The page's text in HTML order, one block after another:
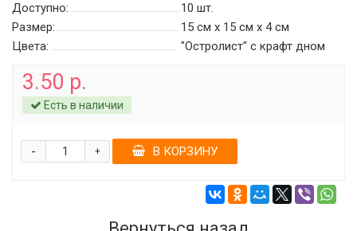
Доступно: 10 шт.
Размер:
15 см х 15 см х 4 см
Цвета:
"Остролист" c крафт дном
3.50 р.
Есть в наличии
+
- В КОРЗИНУ